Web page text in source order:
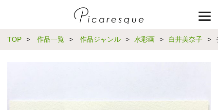
TOP > 作品一覧 > 作品ジャンル > 水彩画 > 白井美奈子 >